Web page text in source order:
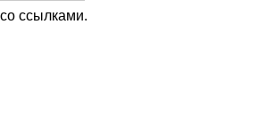
ссылками.